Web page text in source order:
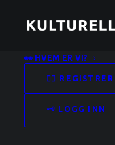
👀 HVEM ER VI?
✍🏻 REGISTRER
🗝️ LOGG INN
Home